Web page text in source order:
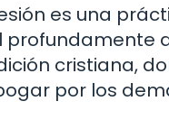
es una
profundamente
cristiana,
por los